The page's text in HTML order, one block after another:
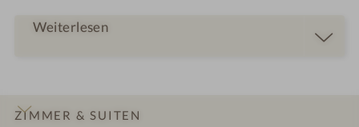
Weiterlesen
ZIMMER & SUITEN